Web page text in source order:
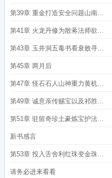
珑的欢喜以及祁胜的大方
第39章 重金打造安全问题山南坊
市变卖丹药第四更还有一更
第41章 火龙丹修为散蒋法师欲招
揽待拒绝
第43章 玉井洞五毒书看衰败寻复
兴不服输以及私采砂矿
第45章 两月后
第47章 怪石石人山神重力黄机华
珠买命以及八卦云光帕
第49章 诚意亲传赐宝以及祁胜的
无理要求明天五更求追读
第51章 驻留奇珍土豪炼宝护法二
十一天后第2更求追读
新书感言
第53章 投入舌舍利红珠变金珠蛮
疆有五宗 仙魔邪鬼毒第4更
请务必进来看看